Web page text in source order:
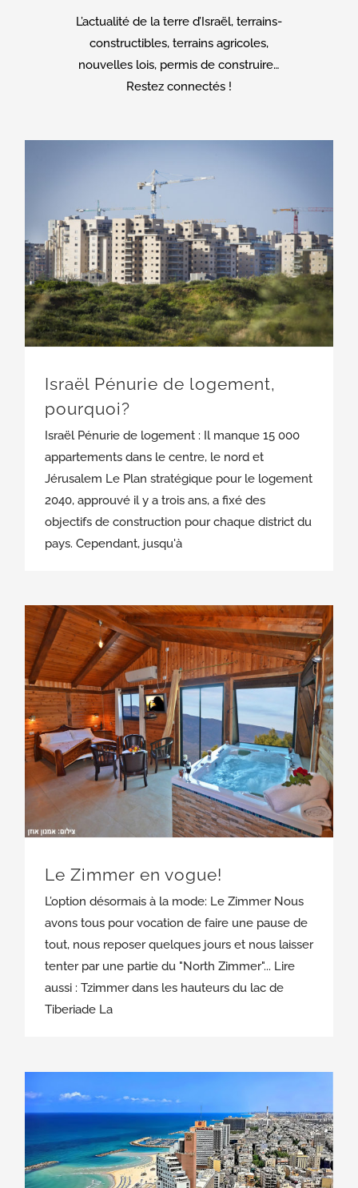
L’actualité de la terre d’Israël, terrains-
constructibles, terrains agricoles,
nouvelles lois, permis de construire…
Restez connectés !
Israël Pénurie de logement,
pourquoi?
Israël Pénurie de logement : Il manque 15 000
appartements dans le centre, le nord et
Jérusalem Le Plan stratégique pour le logement
2040, approuvé il y a trois ans, a fixé des
objectifs de construction pour chaque district du
pays. Cependant, jusqu'à
Le Zimmer en vogue!
L’option désormais à la mode: Le Zimmer Nous
avons tous pour vocation de faire une pause de
tout, nous reposer quelques jours et nous laisser
tenter par une partie du "North Zimmer"... Lire
aussi : Tzimmer dans les hauteurs du lac de
Tiberiade La